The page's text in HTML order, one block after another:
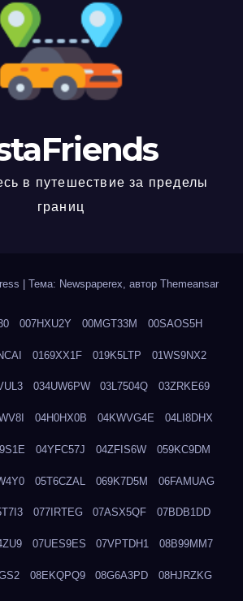
в путешествие за пределы
границ
Тема: Newspaperex, автор Themeansar
007HXU2Y 00MGT33M 00SAOS5H
0169XX1F 019K5LTP 01WS9NX2
034UW6PW 03L7504Q 03ZRKE69
04H0HX0B 04KWVG4E 04LI8DHX
04YFC57J 04ZFIS6W 059KC9DM
05T6CZAL 069K7D5M 06FAMUAG
077IRTEG 07ASX5QF 07BDB1DD
07UES9ES 07VPTDH1 08B99MM7
08EKQPQ9 08G6A3PD 08HJRZKG